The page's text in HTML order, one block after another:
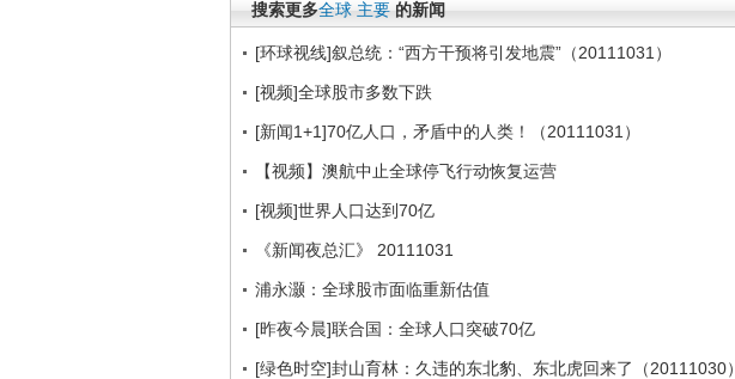
搜索更多全球 主要 的新闻
[环球视线]叙总统：“西方干预将引发地震”（20111031）
[视频]全球股市多数下跌
[新闻1+1]70亿人口，矛盾中的人类！（20111031）
【视频】澳航中止全球停飞行动恢复运营
[视频]世界人口达到70亿
《新闻夜总汇》 20111031
浦永灏：全球股市面临重新估值
[昨夜今晨]联合国：全球人口突破70亿
[绿色时空]封山育林：久违的东北豹、东北虎回来了（20111030）